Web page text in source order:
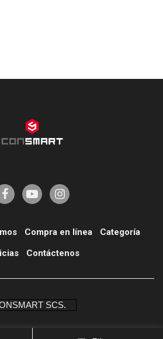
Compra en línea Categoría
Contáctenos
SCS.